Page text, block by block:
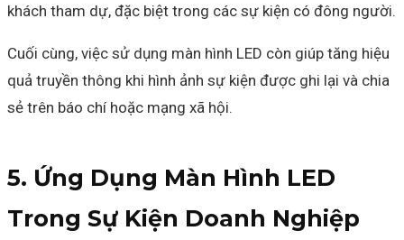
khách tham dự, đặc biệt trong các sự kiện có đông người.
Cuối cùng, việc sử dụng màn hình LED còn giúp tăng hiệu
quả truyền thông khi hình ảnh sự kiện được ghi lại và chia
sẻ trên báo chí hoặc mạng xã hội.
5. Ứng Dụng Màn Hình LED
Trong Sự Kiện Doanh Nghiệp